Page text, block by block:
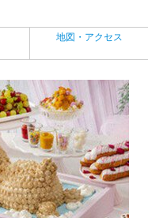
地図・アクセス